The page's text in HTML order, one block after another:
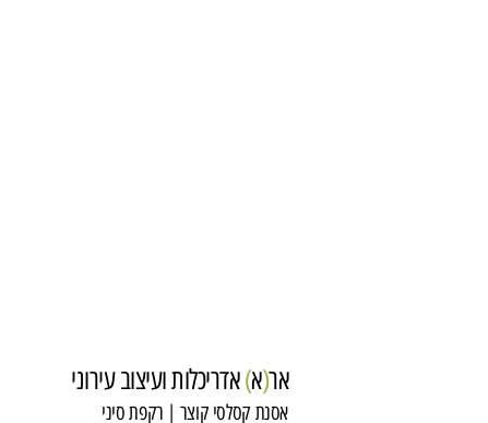
אר(א)אדריכלות ועיצוב עירוני
אסנת קסלסי קוצר | רקפת סיני